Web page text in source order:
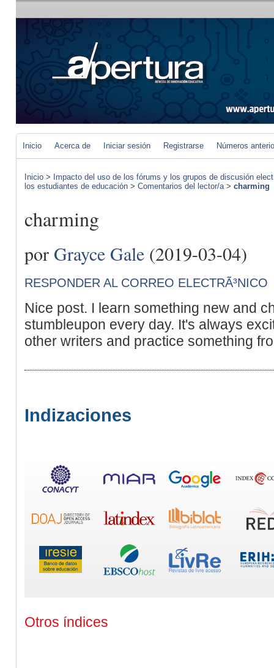
Inicio Acerca de Iniciar sesión Registrarse Números
Inicio > Impacto del uso de los fórums y los grupos de discusión
los estudiantes de educación > Comentarios del lector/a> charming
charming
por Grayce Gale (2019-03-04)
RESPONDER AL CORREO ELECTRÃ³NICO
Nice post. I learn something new and
stumbleupon every day. It's always
other writers and practice something
Indizaciones
Otros índices